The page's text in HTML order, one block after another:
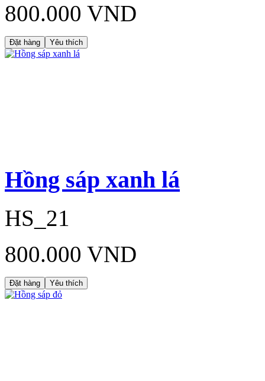
800.000 VND
Đặt hàng Yêu thích
Hồng sáp xanh lá
HS_21
800.000 VND
Đặt hàng Yêu thích